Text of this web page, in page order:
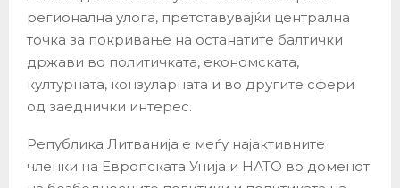
регионална улога, претставувајќи централна
точка за покривање на останатите балтички
држави во политичката, економската,
културната, конзуларната и во другите сфери
од заеднички интерес.
Република Литванија е меѓу најактивните
членки на Европската Унија и НАТО во доменот